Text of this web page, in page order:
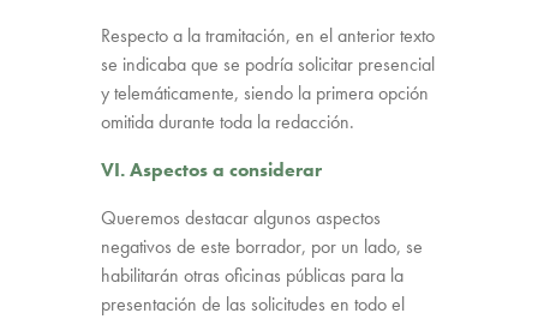
Respecto a la tramitación, en el anterior texto
se indicaba que se podría solicitar presencial
y telemáticamente, siendo la primera opción
omitida durante toda la redacción.
VI. Aspectos a considerar
Queremos destacar algunos aspectos
negativos de este borrador, por un lado, se
habilitarán otras oficinas públicas para la
presentación de las solicitudes en todo el